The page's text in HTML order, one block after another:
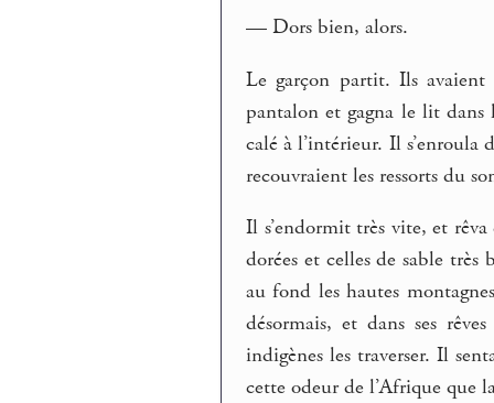
— Dors bien, alors.
Le garçon partit. Ils
pantalon et gagna le lit
calé à l’intérieur. Il s’enroula
recouvraient les ressorts du
Il s’endormit très vite, et rêva
dorées et celles de sable
au fond les hautes
désormais, et dans ses
indigènes les traverser. Il
cette odeur de l’Afrique que